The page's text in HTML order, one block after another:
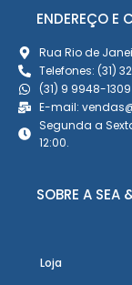
ENDEREÇO E
Rua Rio de
Telefones: (31)
(31) 9 9948-1309
E-mail:
Segunda a
12:00.
SOBRE A SEA
Loja